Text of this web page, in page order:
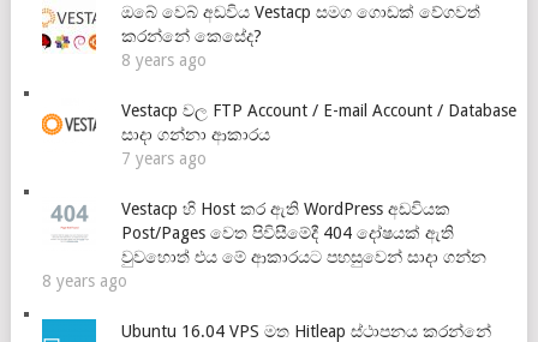
ඔබේ වෙබ් අඩවිය Vestacp සමග ගොඩක් වේගවත්
කරන්නේ කෙසේද?
8 years ago
Vestacp වල FTP Account / E-mail Account / Database
සාදා ගන්නා ආකාරය
7 years ago
Vestacp හි Host කර ඇති WordPress අඩවියක
Post/Pages වෙත පිවිසීමේදී 404 දෝෂයක් ඇති
වුවහොත් එය මේ ආකාරයට පහසුවෙන් සාදා ගන්න
8 years ago
Ubuntu 16.04 VPS මත Hitleap ස්ථාපනය කරන්නේ